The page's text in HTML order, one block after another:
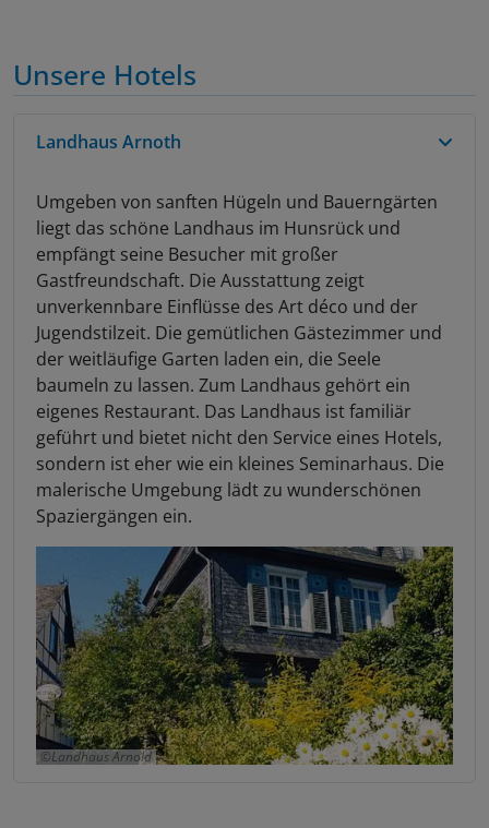
Unsere Hotels
Landhaus Arnoth
Umgeben von sanften Hügeln und Bauerngärten
liegt das schöne Landhaus im Hunsrück und
empfängt seine Besucher mit großer
Gastfreundschaft. Die Ausstattung zeigt
unverkennbare Einflüsse des Art déco und der
Jugendstilzeit. Die gemütlichen Gästezimmer und
der weitläufige Garten laden ein, die Seele
baumeln zu lassen. Zum Landhaus gehört ein
eigenes Restaurant. Das Landhaus ist familiär
geführt und bietet nicht den Service eines Hotels,
sondern ist eher wie ein kleines Seminarhaus. Die
malerische Umgebung lädt zu wunderschönen
Spaziergängen ein.
Landhaus Arnold